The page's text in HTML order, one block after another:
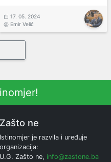
17. 05. 2024
Emir Velić
Zašto ne
Istinomjer je razvila i uređuje
organizacija:
U.G. Zašto ne, info@zastone.ba